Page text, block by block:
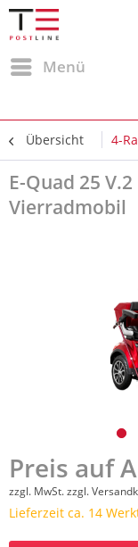
Menü
Übersicht 4-
E-Quad 25
Vierradmobil
Preis auf
zzgl. MwSt.zzgl.
Lieferzeit ca. 14